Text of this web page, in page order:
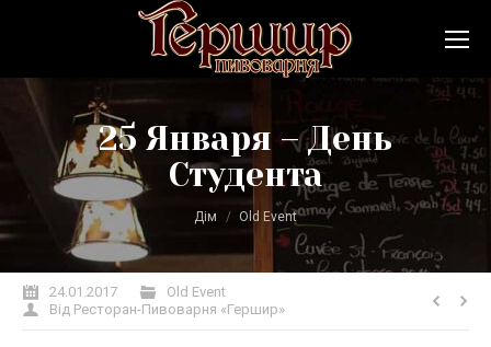
25 Января – День
Студента
Дім Old Event
24.01.2017
Old Event
Від Ресторан-Пивоварня «Гершир»